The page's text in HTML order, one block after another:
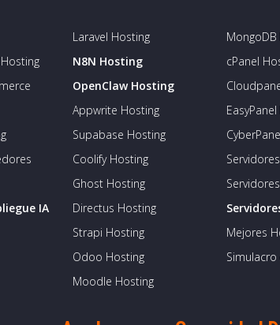
IA
Laravel Hosting
N8N Hosting
OpenClaw Hosting
Appwrite Hosting
Supabase Hosting
Coolify Hosting
Ghost Hosting
Directus Hosting
Strapi Hosting
Odoo Hosting
Moodle Hosting
cPanel
Mejores
Simulacro